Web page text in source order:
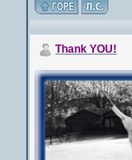
Thank YOU!